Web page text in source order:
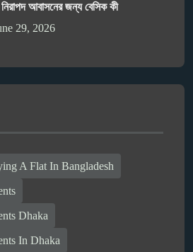
আবাসনের জন্য বেসিক কী
29, 2026
A Flat In Bangladesh
Dhaka
In Dhaka